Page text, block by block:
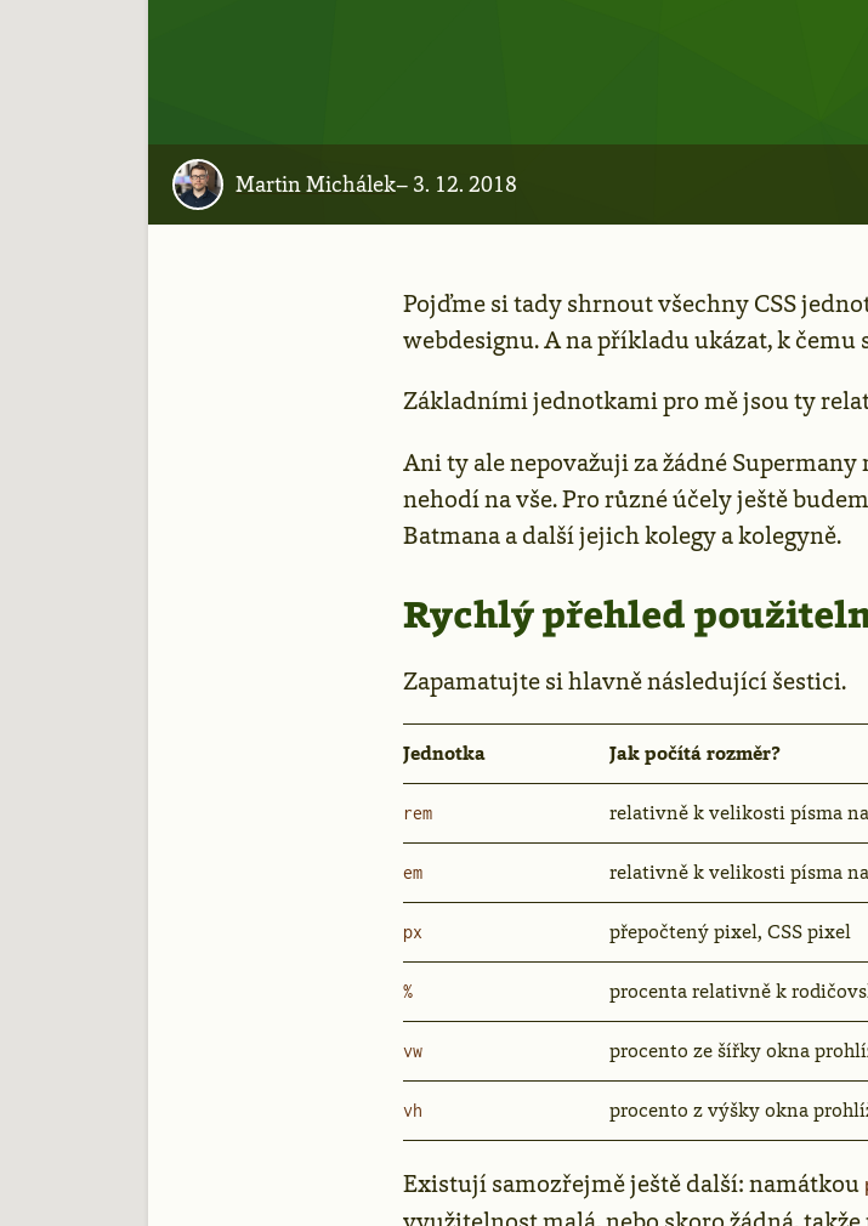
Martin Michálek– 3. 12. 2018
Pojďme si tady shrnout všechny CSS
webdesignu. A na příkladu ukázat, k čemu
Základními jednotkami pro mě jsou ty
Ani ty ale nepovažuji za žádné Supermany
nehodí na vše. Pro různé účely ještě
Batmana a další jejich kolegy a kolegyně.
Rychlý přehled
Zapamatujte si hlavně následující šestici.
Jednotka Jak počítá rozměr?
rem relativně k velikosti písma
em relativně k velikosti písma
px přepočtený pixel, CSS pixel
% procenta relativně k
vw procento ze šířky okna
vh procento z výšky okna
Existují samozřejmě ještě další: namátkou